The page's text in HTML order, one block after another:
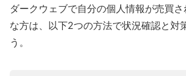
ダークウェブで自分の個人情報が売買
な方は、以下2つの方法で状況確認と対
う。